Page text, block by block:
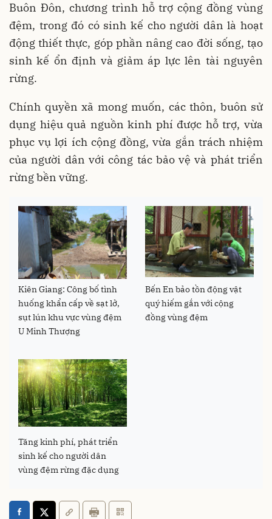
Buôn Đôn, chương trình hỗ trợ cộng đồng vùng
đệm, trong đó có sinh kế cho người dân là hoạt
động thiết thực, góp phần nâng cao đời sống, tạo
sinh kế ổn định và giảm áp lực lên tài nguyên
rừng.
Chính quyền xã mong muốn, các thôn, buôn sử
dụng hiệu quả nguồn kinh phí được hỗ trợ, vừa
phục vụ lợi ích cộng đồng, vừa gắn trách nhiệm
của người dân với công tác bảo vệ và phát triển
rừng bền vững.
Kiên Giang: Công bố tình
huống khẩn cấp về sạt lở,
sụt lún khu vực vùng đệm
U Minh Thượng
Bến En bảo tồn động vật
quý hiếm gắn với cộng
đồng vùng đệm
Tăng kinh phí, phát triển
sinh kế cho người dân
vùng đệm rừng đặc dụng